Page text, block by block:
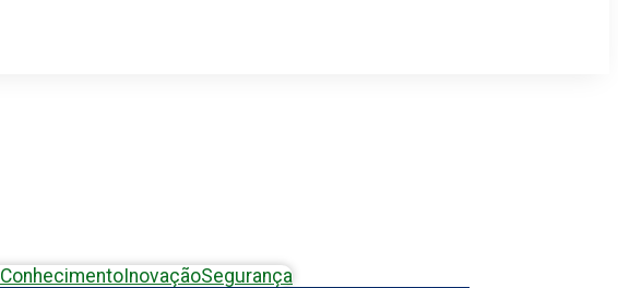
ConhecimentoInovaçãoSegurança